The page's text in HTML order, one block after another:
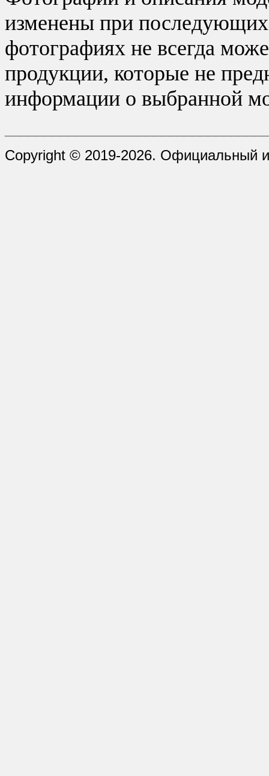
изменены при последующих
фотографиях не всегда
продукции, которые не
информации о выбранной
Copyright © 2019-2026. Официальный